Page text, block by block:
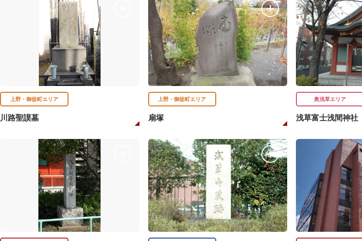
上野・御徒町エリア
川路聖謨墓
上野・御徒町エリア
扇塚
奥浅草エリア
浅草富士浅間神社